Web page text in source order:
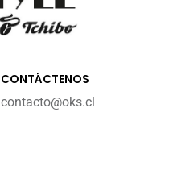
CONTÁCTENOS
contacto@oks.cl